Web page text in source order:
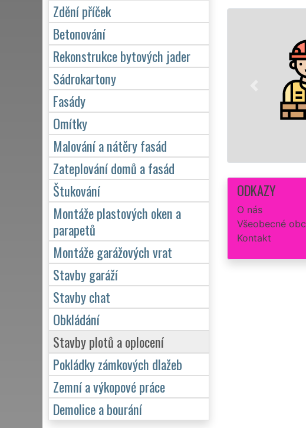
ODKAZY
O nás
Všeobecné
Kontakt
Zdění příček
Betonování
Rekonstrukce bytových jader
Sádrokartony
Fasády
Omítky
Malování a nátěry fasád
Zateplování domů a fasád
Štukování
Montáže plastových oken a
parapetů
Montáže garážových vrat
Stavby garáží
Stavby chat
Obkládání
Stavby plotů a oplocení
Pokládky zámkových dlažeb
Zemní a výkopové práce
Demolice a bourání